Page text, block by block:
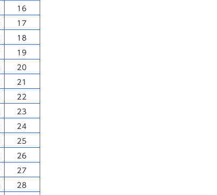
16
17
18
19
20
21
22
23
24
25
26
27
28